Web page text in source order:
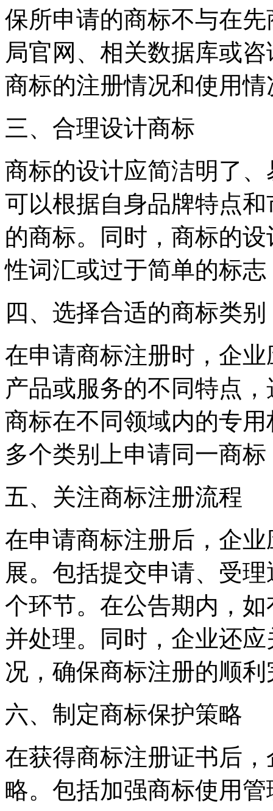
保所申请的商标不与在
局官网、相关数据库或
商标的注册情况和使用
三、合理设计商标
商标的设计应简洁明了
可以根据自身品牌特点
的商标。同时，商标的
性词汇或过于简单的标
四、选择合适的商标类别
在申请商标注册时，企
产品或服务的不同特点
商标在不同领域内的专
多个类别上申请同一商
五、关注商标注册流程
在申请商标注册后，企
展。包括提交申请、受
个环节。在公告期内，
并处理。同时，企业还
况，确保商标注册的顺利
六、制定商标保护策略
在获得商标注册证书后
略。包括加强商标使用